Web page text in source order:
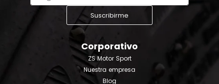
Suscribirme
Corporativo
ZS Motor Sport
Nuestra empresa
Blog